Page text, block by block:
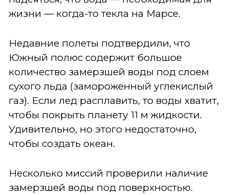
жизни — когда-то текла на Марсе.
Недавние полеты подтвердили, что
Южный полюс содержит большое
количество замерзшей воды под слоем
сухого льда (замороженный углекислый
газ). Если лед расплавить, то воды хватит,
чтобы покрыть планету 11 м жидкости.
Удивительно, но этого недостаточно,
чтобы создать океан.
Несколько миссий проверили наличие
замерзшей воды под поверхностью.